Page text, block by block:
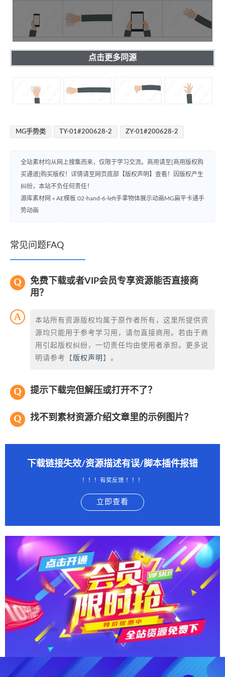
点击更多同源
MG手势类 TY-01#200628-2 ZY-01#200628-2
全站素材均从网上搜集而来，仅限于学习交流。商用请至[商用版权购
买通道]购买版权！详情请至网页底部【版权声明】查看！因版权产生
纠纷，本站不负任何责任！
源库素材网 » AE模板 02-hand-6-left手拿物体展示动画MG扁平卡通手
势动画
常见问题FAQ
免费下载或者VIP会员专享资源能否直接商
用？
本站所有资源版权均属于原作者所有，这里所提供资
源均只能用于参考学习用，请勿直接商用。若由于商
用引起版权纠纷，一切责任均由使用者承担。更多说
明请参考【 版权声明 】。
提示下载完但解压或打开不了？
找不到素材资源介绍文章里的示例图片？
下载链接失效/资源描述有误/脚本插件报错
！！！有奖反馈 ！！！
立即查看